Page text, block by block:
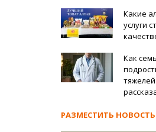
Какие
услуги
Как
РАЗМЕСТИТЬ НОВОСТЬ